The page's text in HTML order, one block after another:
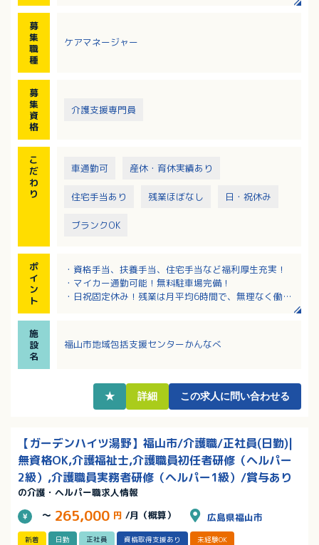
募
集
職
種
ケアマネージャー
募
集
資
格
介護支援専門員
こ
だ
わ
り
車通勤可 産休・育休実績あり
住宅手当あり 残業ほぼなし 日・祝休み
ブランクOK
ポ
イ
ン
ト
・資格手当、扶養手当、住宅手当など福利厚生充実！
・マイカー通勤可能！無料駐車場完備！
・日祝固定休み！残業は月平均6時間で、無理なく働き
・育児休業、介護休業、看護休暇の取得実績がありま
施
設
名
福山市地域包括支援センターかんなべ
★ 詳細 この求人に問い合わせる
【ガーデンハイツ湯野】福山市/介護職/正社員(日勤)|
無資格OK,介護福祉士,介護職員初任者研修（ヘルパー
2級）,介護職員実務者研修（ヘルパー1級）/賞与あり
の介護・ヘルパー職求人情報
～ 265,000 円 /月（概算） 広島県福山市
新着 日勤 正社員 資格取得支援あり 未経験OK